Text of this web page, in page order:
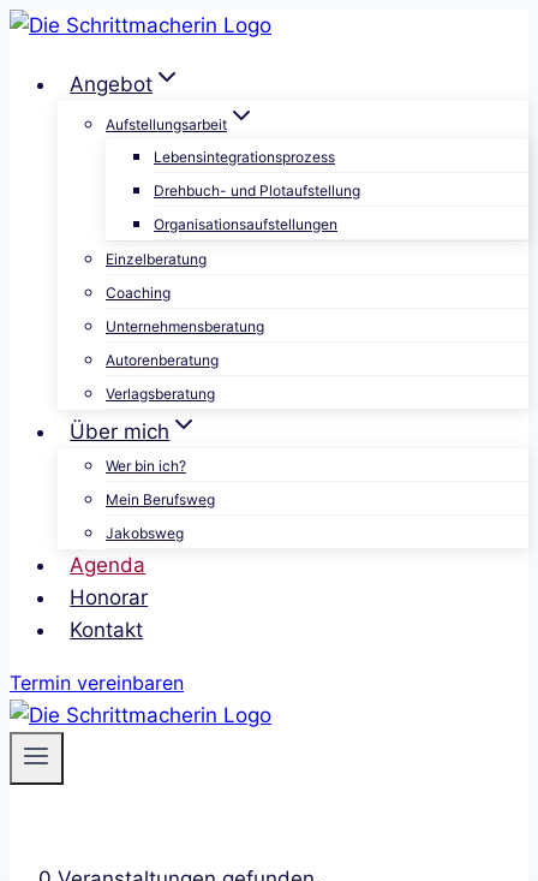
Zum
springenAngebot
Aufstellungsarbeit
Lebensintegrationsprozess
Drehbuch- und Plotaufstellung
Organisationsaufstellungen
Einzelberatung
Coaching
Unternehmensberatung
Autorenberatung
Verlagsberatung
Über mich
Wer bin ich?
Mein Berufsweg
Jakobsweg
Agenda
Honorar
Kontakt
Termin vereinbaren